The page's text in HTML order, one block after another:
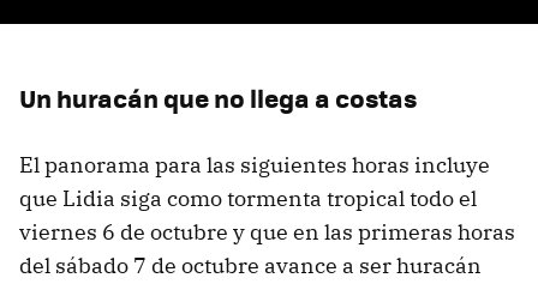
Un huracán que no llega a costas
El panorama para las siguientes horas incluye
que Lidia siga como tormenta tropical todo el
viernes 6 de octubre y que en las primeras horas
del sábado 7 de octubre avance a ser huracán